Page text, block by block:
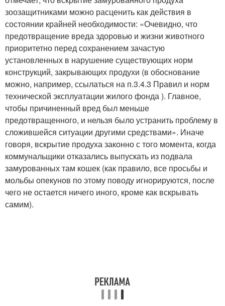
зоозащитниками можно расценить как действия в
состоянии крайней необходимости: «Очевидно, что
предотвращение вреда здоровью и жизни животного
приоритетно перед сохранением зачастую
установленных в нарушение существующих норм
конструкций, закрывающих продухи (в обоснование
можно, например, ссылаться на п.3.4.3 Правил и норм
технической эксплуатации жилого фонда ). Главное,
чтобы причиненный вред был меньше
предотвращенного, и нельзя было устранить проблему в
сложившейся ситуации другими средствами». Иначе
говоря, вскрытие продуха законно с того момента, когда
коммунальщики отказались выпускать из подвала
замурованных там кошек (как правило, все просьбы и
мольбы опекунов по этому поводу игнорируются, после
чего не остается ничего иного, кроме как вскрывать
самим).